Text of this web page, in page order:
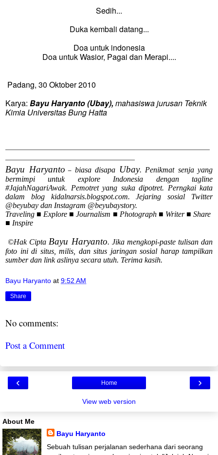
Sedih...
Duka kembali datang...
Doa untuk indonesia
Doa untuk Wasior, Pagai dan Merapi....
Padang, 30 Oktober 2010
Karya: Bayu Haryanto (Ubay),mahasiswa jurusan Teknik
Kimia Universitas Bung Hatta
——————————————————————————————
———————————————————
Bayu Haryanto – biasa disapa Ubay. Penikmat senja yang
bermimpi untuk explore Indonesia dengan tagline
#JajahNagariAwak. Pemotret yang suka dipotret. Perngkai kata
dalam blog kidalnarsis.blogspot.com. Jejaring sosial Twitter
@beyubay dan Instagram @beyubaystory.
Traveling ■ Explore ■ Journalism ■ Photograph ■ Writer ■ Share
■ Inspire
©Hak Cipta Bayu Haryanto. Jika mengkopi-paste tulisan dan
foto ini di situs, milis, dan situs jaringan sosial harap tampilkan
sumber dan link aslinya secara utuh. Terima kasih.
Bayu Haryanto at 9:52 AM
Share
No comments:
Post a Comment
‹ ›
Home
View web version
About Me
Bayu Haryanto
Sebuah tulisan perjalanan sederhana dari seorang